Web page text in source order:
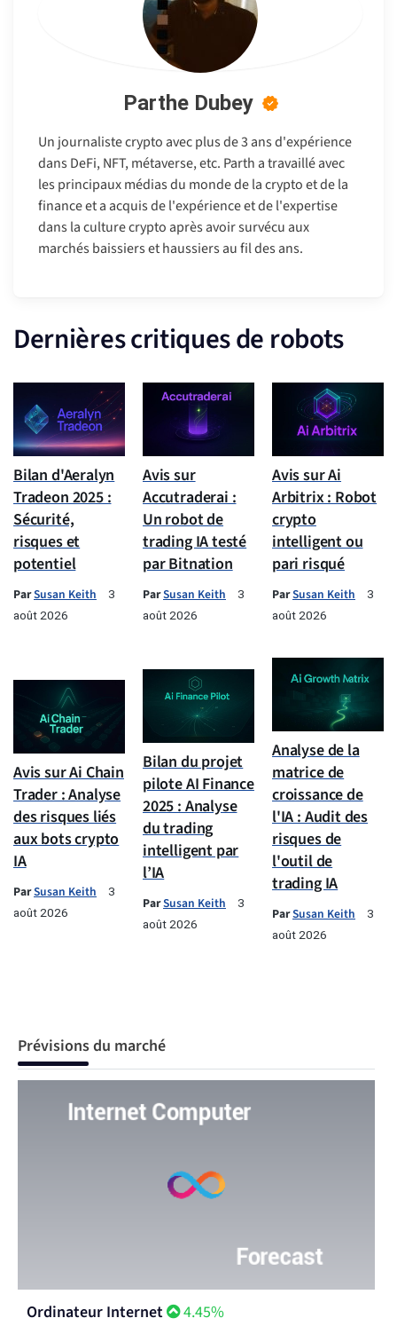
Parthe Dubey
Un journaliste crypto avec plus de 3 ans d'expérience
dans DeFi, NFT, métaverse, etc. Parth a travaillé avec
les principaux médias du monde de la crypto et de la
finance et a acquis de l'expérience et de l'expertise
dans la culture crypto après avoir survécu aux
marchés baissiers et haussiers au fil des ans.
Dernières critiques de robots
Bilan d'Aeralyn
Tradeon 2025 :
Sécurité,
risques et
potentiel
ParSusan Keith
3
août 2026
Avis sur
Accutraderai :
Un robot de
trading IA testé
par Bitnation
ParSusan Keith
3
août 2026
Avis sur Ai
Arbitrix : Robot
crypto
intelligent ou
pari risqué
ParSusan Keith
3
août 2026
Avis sur Ai Chain
Trader : Analyse
des risques liés
aux bots crypto
IA
ParSusan Keith
3
août 2026
Bilan du projet
pilote AI Finance
2025 : Analyse
du trading
intelligent par
l’IA
ParSusan Keith
3
août 2026
Analyse de la
matrice de
croissance de
l'IA : Audit des
risques de
l'outil de
trading IA
ParSusan Keith
3
août 2026
Prévisions du marché
Ordinateur Internet 4.45%